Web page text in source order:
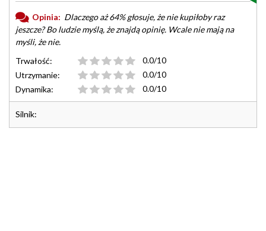
Opinia: Dlaczego aż 64% głosuje, że nie kupiłoby raz
jeszcze? Bo ludzie myślą, że znajdą opinię. Wcale nie mają na
myśli, że nie.
Trwałość:
0.0/10
Utrzymanie:
0.0/10
Dynamika:
0.0/10
Silnik: